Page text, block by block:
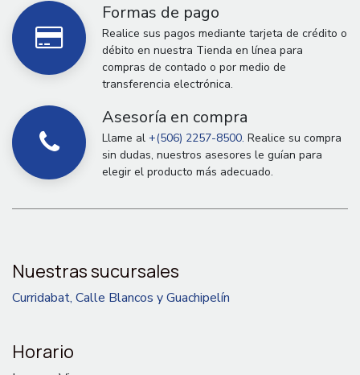
Formas de pago
Realice sus pagos mediante tarjeta de crédito o
débito en nuestra Tienda en línea para
compras de contado o por medio de
transferencia electrónica.
Asesoría en compra
Llame al +(506) 2257-8500. Realice su compra
sin dudas, nuestros asesores le guían para
elegir el producto más adecuado.
Nuestras sucursales
Curridabat, Calle Blancos y Guachipelín
Horario